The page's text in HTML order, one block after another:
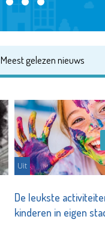
Meest gelezen nieuws
Uit
De leukste
kinderen in eigen